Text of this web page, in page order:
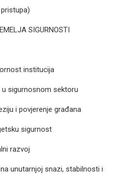
SIGURNOSTI
institucija
u sigurnosnom sektoru
i povjerenje građana
sigurnost
razvoj
unutarnjoj snazi, stabilnosti i